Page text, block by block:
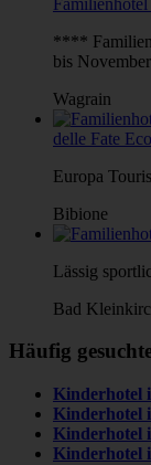
****
bis November
Wagrain
delle Fate
Europa
Bibione
Lässig
Bad
Häufig
Kinderhotel
Kinderhotel
Kinderhotel
Kinderhotel